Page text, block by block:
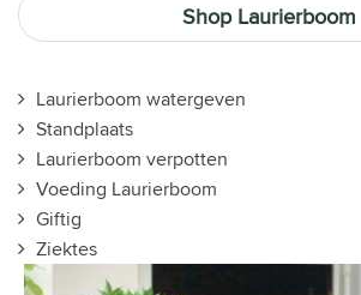
Shop Laurierboom
Laurierboom watergeven
Standplaats
Laurierboom verpotten
Voeding Laurierboom
Giftig
Ziektes